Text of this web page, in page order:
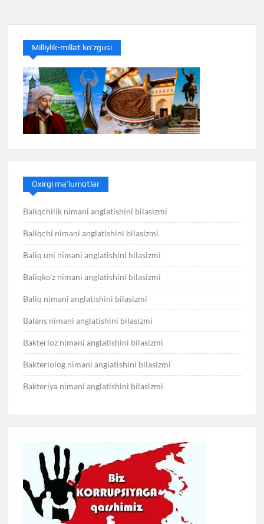
Milliylik-millat ko’zgusi
Oxirgi ma’lumotlar
Baliqchilik nimani anglatishini bilasizmi
Baliqchi nimani anglatishini bilasizmi
Baliq uni nimani anglatishini bilasizmi
Baliqko’z nimani anglatishini bilasizmi
Baliq nimani anglatishini bilasizmi
Balans nimani anglatishini bilasizmi
Bakterioz nimani anglatishini bilasizmi
Bakteriolog nimani anglatishini bilasizmi
Bakteriya nimani anglatishini bilasizmi